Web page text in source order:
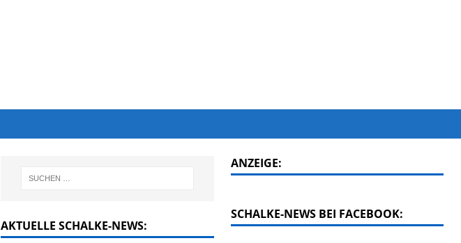
AKTUELLE SCHALKE-NEWS:
ANZEIGE:
SCHALKE-NEWS BEI FACEBOOK: